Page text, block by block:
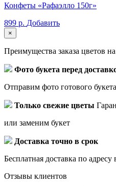
Конфеты «Рафаэлло 150г»
899 р. Добавить
×
Преимущества заказа цветов
Фото букета перед
Отправим фото готового
Только свежие цветы
или заменим букет
Доставка точно в срок
Бесплатная доставка по
Отзывы клиентов